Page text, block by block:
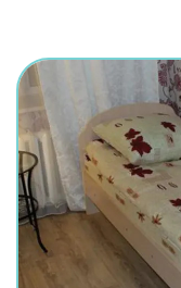
путешествие
приятным, но и
могут заказать
Дополнительно:
химчистка,
прокат
виллы говорит
Чтобы вы могли
долгого дня, в
телевизор,
тапочки.